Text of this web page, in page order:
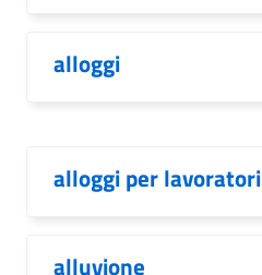
alloggi
alloggi per lavoratori
alluvione